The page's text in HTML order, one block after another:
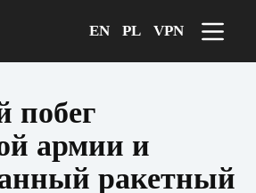
EN PL VPN
побег
армии и
ракетный